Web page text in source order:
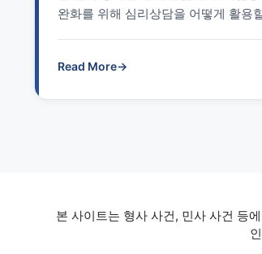
완화를 위해 심리상담을 어떻게 활용
Read More→
본 사이트는 형사 사건, 민사 사건 등